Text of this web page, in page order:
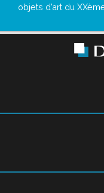
objets d’art du